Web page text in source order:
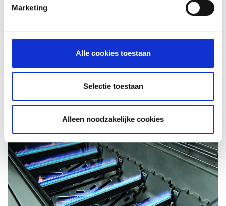
Marketing
Alle cookies toestaan
Selectie toestaan
Alleen noodzakelijke cookies
RECEPT